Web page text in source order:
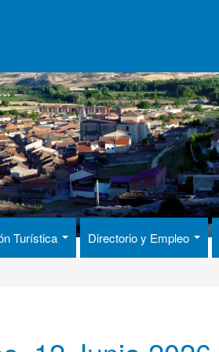
Turística Directorio y Empleo